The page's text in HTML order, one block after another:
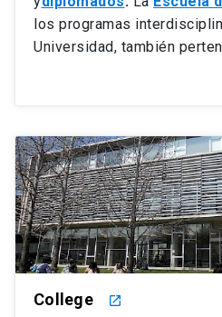
los programas
Universidad, también
College launch